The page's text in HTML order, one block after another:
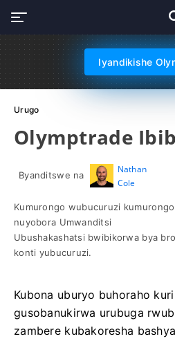
Iyandikishe
Urugo
Olymptrade
Byanditswe na
Nathan
Cole
Kumurongo wubucuruzi
nuyobora Umwanditsi
Ubushakashatsi bwibikorwa bya
konti yubucuruzi.
Kubona uburyo buhoraho
gusobanukirwa urubuga
zambere kubakoresha